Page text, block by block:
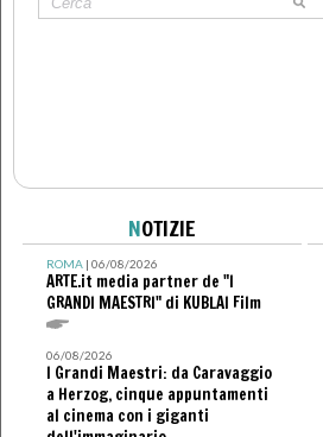
NOTIZIE
ROMA| 06/08/2026
ARTE.it media partner de "I
GRANDI MAESTRI" di KUBLAI Film
06/08/2026
I Grandi Maestri: da Caravaggio
a Herzog, cinque appuntamenti
al cinema con i giganti